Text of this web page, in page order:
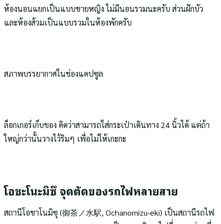
ห้องนอนแยกเป็นแบบชายหญิง ไม่มีนอนรวมนะครับ ส่วนฝักบัว
และห้องส้วมเป็นแบบรวมในห้องพักครับ
สภาพบรรยากาศในช่องแคปซูล
ล็อกเกอร์เก็บของ คิดว่าสามารถใส่กระเป๋าเดินทาง 24 นิ้วได้ แต่ถ้า
ใหญ่กว่านั้นวางไว้ริมๆ เพื่อไม่ให้เกะกะ
โอชะโนะมิซึ จุดตัดของรถไฟหลายสาย
สถานีโอชาโนมิซุ (御茶ノ水駅, Ochanomizu-eki) เป็นสถานีรถไฟ